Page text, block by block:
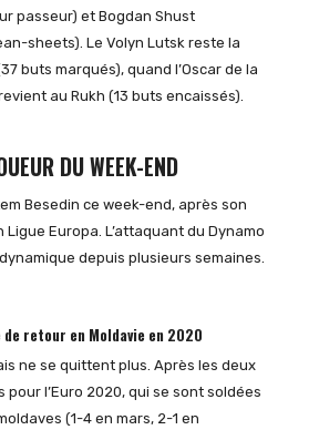
passeur) et Bogdan Shust
sheets). Le Volyn Lutsk reste la
buts marqués), quand l’Oscar de la
au Rukh (13 buts encaissés).
DU WEEK-END
Besedin ce week-end, après son
Europa. L’attaquant du Dynamo
depuis plusieurs semaines.
de retour en Moldavie en 2020
ne se quittent plus. Après les deux
l’Euro 2020, qui se sont soldées
(1-4 en mars, 2-1 en